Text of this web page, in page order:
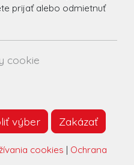
prijať alebo odmietnuť
cookie
výber Zakázať
cookies | Ochrana
s.r.o., Všetky práva
Web: